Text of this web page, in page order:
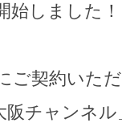
始しました！
ご契約いた
阪チャンネ